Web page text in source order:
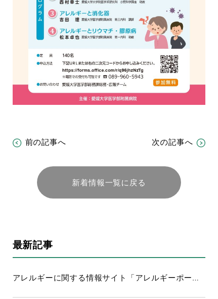
前の記事へ
新着情報一覧に戻る
次の記事へ
最新記事
アレルギーに関する情報サイト「アレルギーポータル」について